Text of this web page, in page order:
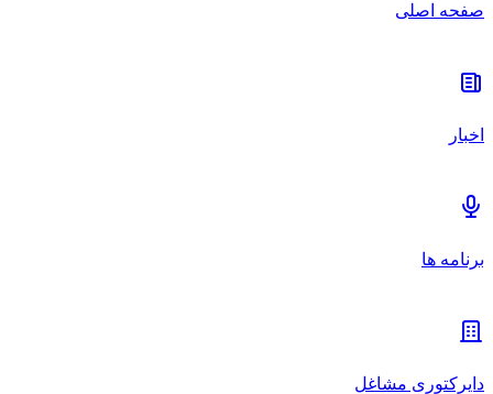
صفحه اصلی
اخبار
برنامه ها
دایرکتوری مشاغل